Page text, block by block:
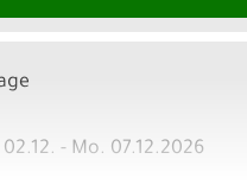
- Mo. 07.12.2026